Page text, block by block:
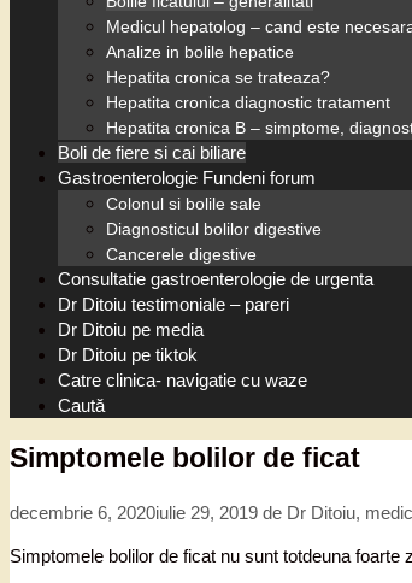
Medicul hepatolog – cand este
Analize in bolile hepatice
Hepatita cronica se trateaza?
Hepatita cronica diagnostic tratament
Hepatita cronica B – simptome,
Boli de fiere si cai biliare
Gastroenterologie Fundeni forum
Colonul si bolile sale
Diagnosticul bolilor digestive
Cancerele digestive
Consultatie gastroenterologie de urgenta
Dr Ditoiu testimoniale – pareri
Dr Ditoiu pe media
Dr Ditoiu pe tiktok
Catre clinica- navigatie cu waze
Caută
Simptomele bolilor de ficat
decembrie 6, 2020iulie 29, 2019 de Dr Ditoiu,
Simptomele bolilor de ficat nu sunt totdeuna foarte